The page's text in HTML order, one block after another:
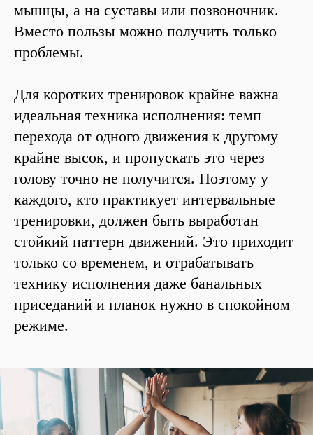
мышцы, а на суставы или позвоночник.
Вместо пользы можно получить только
проблемы.
Для коротких тренировок крайне важна
идеальная техника исполнения: темп
перехода от одного движения к другому
крайне высок, и пропускать это через
голову точно не получится. Поэтому у
каждого, кто практикует интервальные
тренировки, должен быть выработан
стойкий паттерн движений. Это приходит
только со временем, и отрабатывать
технику исполнения даже банальных
приседаний и планок нужно в спокойном
режиме.